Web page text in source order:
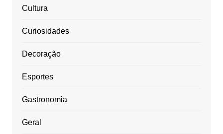
Cultura
Curiosidades
Decoração
Esportes
Gastronomia
Geral